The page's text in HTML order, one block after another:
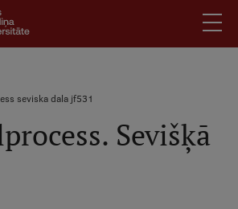
seviska dala jf531
Sevišķā